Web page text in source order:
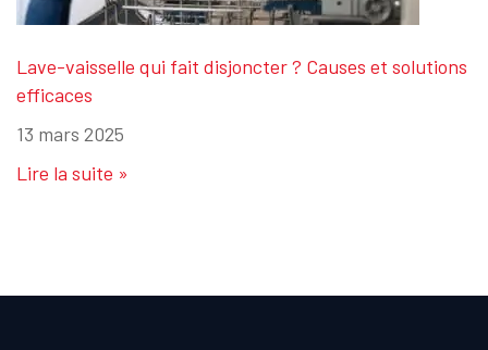
Lave-vaisselle qui fait disjoncter ? Causes et solutions
efficaces
13 mars 2025
Lire la suite »